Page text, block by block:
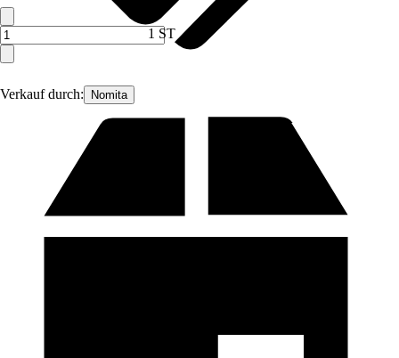
Verkauf durch: Nomita
1 ST